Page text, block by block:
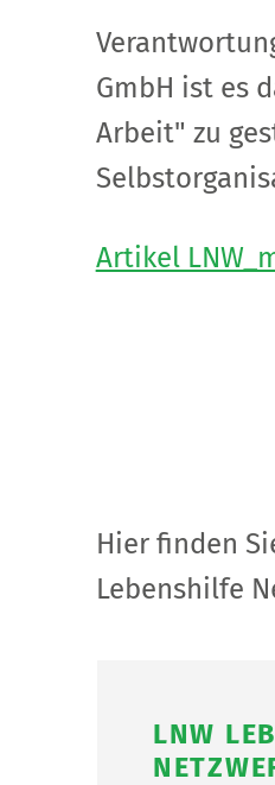
GmbH ist es
Arbeit" zu
Artikel
Hier finden
Lebenshilfe
LNW